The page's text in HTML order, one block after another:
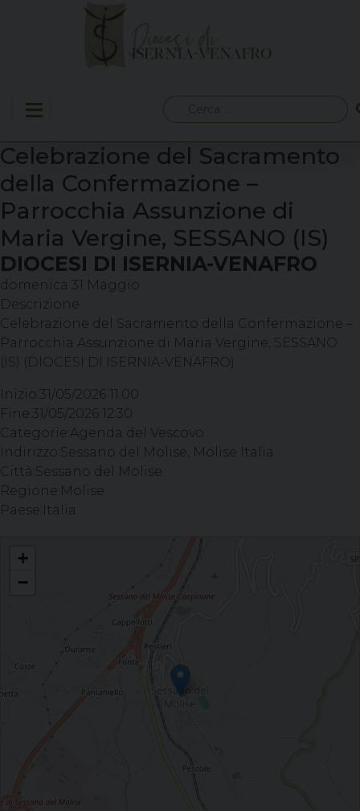
per:
Celebrazione del Sacramento
della Confermazione –
Parrocchia Assunzione di
Maria Vergine, SESSANO (IS)
DIOCESI DI ISERNIA-VENAFRO
domenica 31 Maggio
Descrizione:
Celebrazione del Sacramento della Confermazione –
Parrocchia Assunzione di Maria Vergine, SESSANO
(IS) (DIOCESI DI ISERNIA-VENAFRO)
Inizio: 31/05/2026 11:00
Fine: 31/05/2026 12:30
Categorie: Agenda del Vescovo
Indirizzo: Sessano del Molise, Molise Italia
Città: Sessano del Molise
Regione: Molise
Paese: Italia
Maria Vergine, SESSANO (IS)
+
−